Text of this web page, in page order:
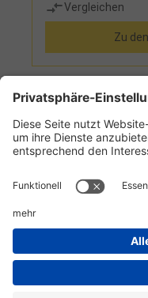
Messschieber und
und Holzetui
Vergleichen
Zu
1 2
Informationen
Kundenservice